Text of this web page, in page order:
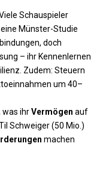
Schauspieler
Münster-Studie
doch
– ihr Kennenlernen
Zudem: Steuern
um 40–
was ihrVermögen auf
Schweiger (50 Mio.)
machen